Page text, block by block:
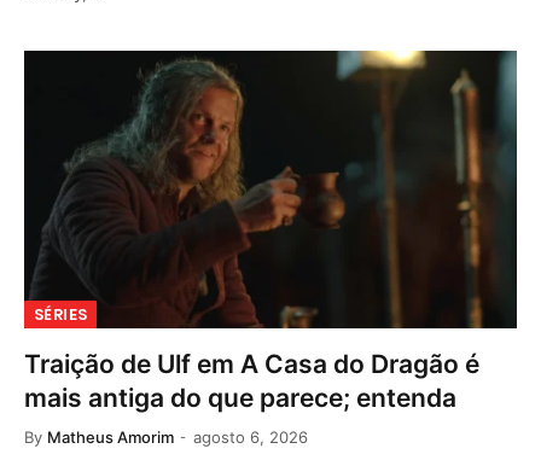
SÉRIES
Traição de Ulf em A Casa do Dragão é
mais antiga do que parece; entenda
By Matheus Amorim agosto 6, 2026